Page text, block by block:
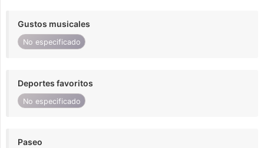
Gustos musicales
No especificado
Deportes favoritos
No especificado
Paseo